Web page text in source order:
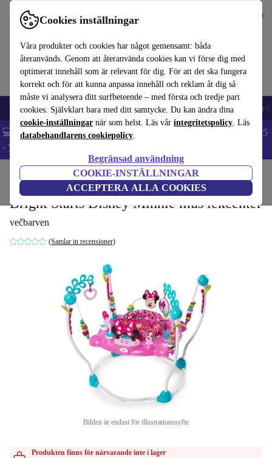
Cookies inställningar
Våra produkter och cookies har något gemensamt: båda
återanvänds. Genom att återanvända cookies kan vi förse dig med
optimerat innehåll som är relevant för dig. För att det ska fungera
korrekt och för att kunna anpassa innehåll och reklam åt dig så
måste vi analysera ditt surfbeteende – med första och tredje part
cookies. Självklart bara med ditt samtycke. Du kan ändra dina
cookie-inställningar när som helst. Läs vår integritetspolicy. Läs
databehandlarens cookiepolicy.
Begränsad användning
COOKIE-INSTÄLLNINGAR
ACCEPTERA ALLA COOKIES
Använd refurbed snabbt och enkelt
🎒 Back to school Mobiltelefoner Bärbara datorer Surfplattor
💻 Extra 5% rabatt på alla MacBooks och laptops - Code: LAPTOP5
- Villkor
Leksaker Babyleksaker
Bright Starts Disney Minnie mus lekcenter
večbarven
(Samlar in recensioner)
Bilden är endast för illustrationssyfte
Produkten finns för närvarande inte i lager